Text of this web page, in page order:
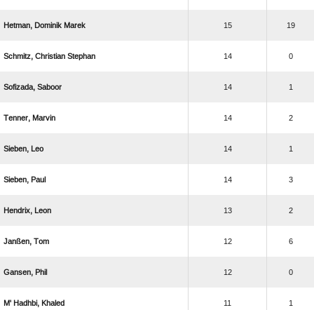
   15 19
   14 0
  14 1
  14 2
  14 1
  14 3
  13 2
  12 6
  12 0
   11 1